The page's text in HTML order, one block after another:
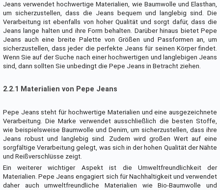
Jeans verwendet hochwertige Materialien, wie Baumwolle und Elasthan,
um sicherzustellen, dass die Jeans bequem und langlebig sind. Die
Verarbeitung ist ebenfalls von hoher Qualität und sorgt dafür, dass die
Jeans lange halten und ihre Form behalten. Darüber hinaus bietet Pepe
Jeans auch eine breite Palette von Größen und Passformen an, um
sicherzustellen, dass jeder die perfekte Jeans für seinen Körper findet.
Wenn Sie auf der Suche nach einer hochwertigen und langlebigen Jeans
sind, dann sollten Sie unbedingt die Pepe Jeans in Betracht ziehen.
2.2.1 Materialien von Pepe Jeans
Pepe Jeans steht für hochwertige Materialien und eine ausgezeichnete
Verarbeitung. Die Marke verwendet ausschließlich die besten Stoffe,
wie beispielsweise Baumwolle und Denim, um sicherzustellen, dass ihre
Jeans robust und langlebig sind. Zudem wird großen Wert auf eine
sorgfältige Verarbeitung gelegt, was sich in der hohen Qualität der Nähte
und Reißverschlüsse zeigt.
Ein weiterer wichtiger Aspekt ist die Umweltfreundlichkeit der
Materialien. Pepe Jeans engagiert sich für Nachhaltigkeit und verwendet
daher auch umweltfreundliche Materialien wie Bio-Baumwolle und